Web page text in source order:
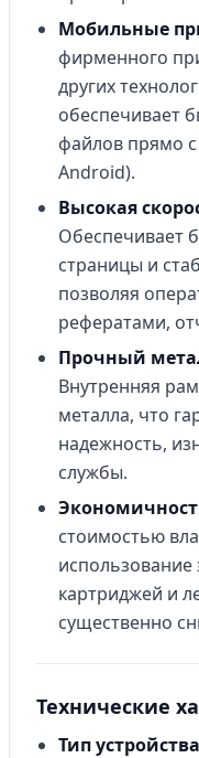
Мобильные
фирменного
других
обеспечивает
файлов прямо
Android).
Высокая
Обеспечивает
страницы и
позволяя
рефератами,
Прочный
Внутренняя
металла, что
надежность,
службы.
стоимостью
картриджей и
существенно
Технические
Тип